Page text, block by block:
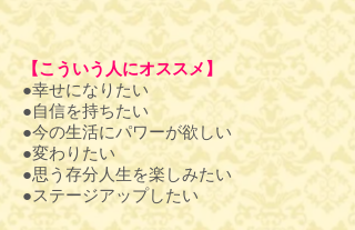
【こういう人にオススメ】
●幸せになりたい
●自信を持ちたい
●今の生活にパワーが欲しい
●変わりたい
●思う存分人生を楽しみたい
●ステージアップしたい